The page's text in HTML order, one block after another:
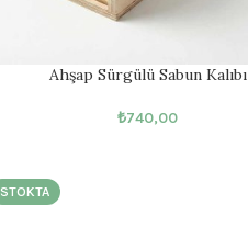
Ahşap Sürgülü Sabun Kalıbı
₺740,00
STOKTA